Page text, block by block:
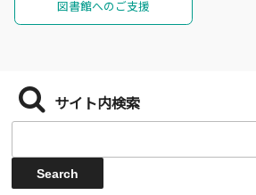
図書館へのご支援
サイト内検索